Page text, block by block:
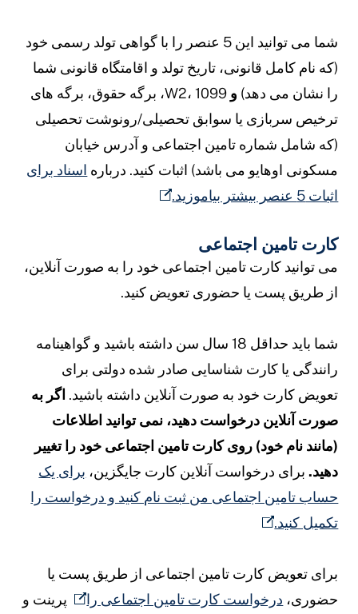
شما می توانید این 5 عنصر را با گواهی تولد رسمی خود
(که نام کامل قانونی، تاریخ تولد و اقامتگاه قانونی شما
را نشان می دهد)و
W2، 1099، برگه حقوق، برگه های
ترخیص سربازی یا سوابق تحصیلی/رونوشت تحصیلی
(که شامل شماره تامین اجتماعی و آدرس خیابان
مسکونی اوهایو می باشد) اثبات کنید. دربارهاسناد برای
اثبات 5 عنصر بیشتر بیاموزید.
کارت تامین اجتماعی
می توانید کارت تامین اجتماعی خود را به صورت آنلاین،
از طریق پست یا حضوری تعویض کنید.
شما باید حداقل 18 سال سن داشته باشید و گواهینامه
رانندگی یا کارت شناسایی صادر شده دولتی برای
تعویض کارت خود به صورت آنلاین داشته باشید.اگر به
صورت آنلاین درخواست دهید، نمی توانید اطلاعات
(مانند نام خود) روی کارت تامین اجتماعی خود را تغییر
دهید.برای درخواست آنلاین کارت جایگزین،برای یک
حساب تامین اجتماعی من ثبت نام کنید و درخواست را
تکمیل کنید.
برای تعویض کارت تامین اجتماعی از طریق پست یا
حضوری، درخواست کارت تامین اجتماعی را
پرینت و